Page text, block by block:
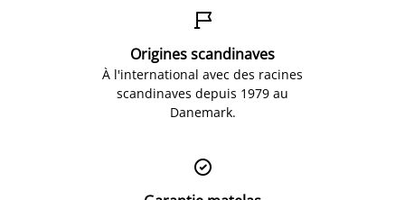

Origines scandinaves
À l'international avec des racines
scandinaves depuis 1979 au
Danemark.
